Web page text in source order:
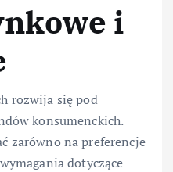
i
rozwija się pod
konsumenckich.
zarówno na preferencje
dotyczące